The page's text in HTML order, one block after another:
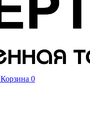
Корзина 0